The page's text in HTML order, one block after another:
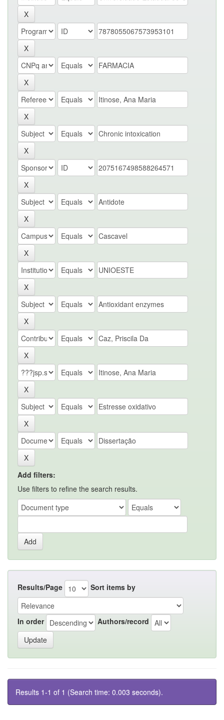
Add filters:
Use filters to refine the search results.
Results/Page Sort items by
In order Authors/record
Results 1-1 of 1 (Search time: 0.003 seconds).